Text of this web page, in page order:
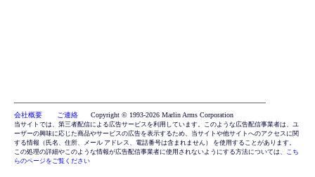
会社概要 ご連絡 Copyright © 1993-2026 Marlin Arms Corporation
当サイトでは、第三者配信による広告サービスを利用しています。このような広告配信事業者は、ユ
ーザーの興味に応じた商品やサービスの広告を表示するため、当サイトや他サイトへのアクセスに関
する情報（氏名、住所、メール アドレス、電話番号は含まれません） を使用することがあります。
この処理の詳細やこのような情報が広告配信事業者に使用されないようにする方法については、 こち
らのページをご覧ください